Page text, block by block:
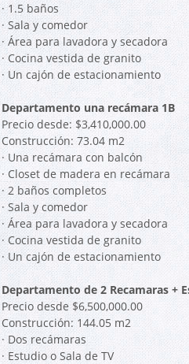
· 1.5 baños
· Sala y comedor
· Área para lavadora y secadora
· Cocina vestida de granito
· Un cajón de estacionamiento
Departamento una recámara 1B
Precio desde: $3,410,000.00
Construcción: 73.04 m2
· Una recámara con balcón
· Closet de madera en recámara
· 2 baños completos
· Sala y comedor
· Área para lavadora y secadora
· Cocina vestida de granito
· Un cajón de estacionamiento
Departamento de 2 Recamaras +
Precio desde $6,500,000.00
Construcción: 144.05 m2
· Dos recámaras
· Estudio o Sala de TV